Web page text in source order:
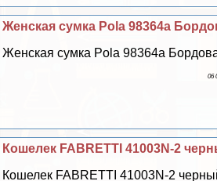
Женская сумка Pola 98364а
Женская сумка Pola 98364а
06
Кошелек FABRETTI 41003N-2
Кошелек FABRETTI 41003N-2